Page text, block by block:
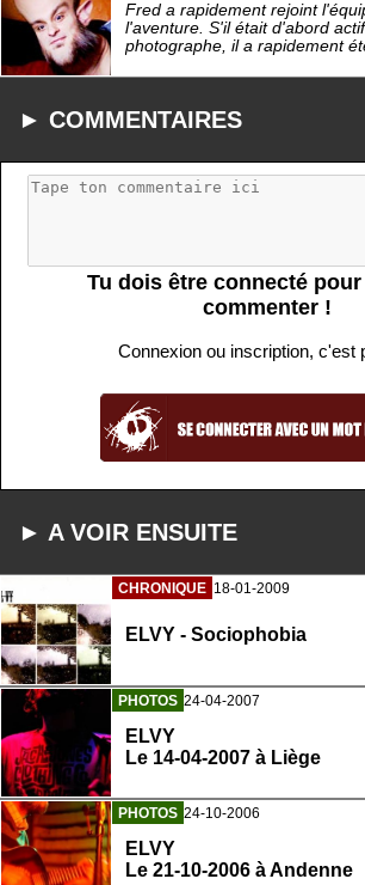
Fred a rapidement rejoint
l'aventure. S'il était d'abord
photographe, il a rapidement
► COMMENTAIRES
Tu dois être connecté
commenter !
Connexion ou inscription, c'est
► A VOIR ENSUITE
CHRONIQUE 18-01-2009
ELVY - Sociophobia
PHOTOS 24-04-2007
ELVY
Le 14-04-2007 à Liège
PHOTOS 24-10-2006
ELVY
Le 21-10-2006 à Andenne